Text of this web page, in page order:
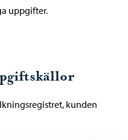
uppgifter.
kunden